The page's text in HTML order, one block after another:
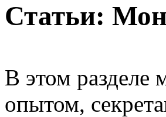
Статьи:
В этом разделе
опытом,